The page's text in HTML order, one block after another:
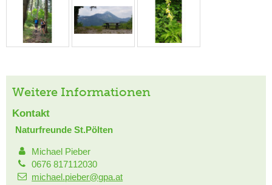
Weitere Informationen
Kontakt
Naturfreunde St.Pölten
Michael Pieber
0676 817112030
michael.pieber@gpa.at